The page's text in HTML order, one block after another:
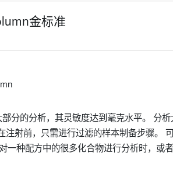
金标准
分的分析，其灵敏度达到毫克水平。 分
射前，只需进行过滤的样本制备步骤。
一种配方中的很多化合物进行分析时，或